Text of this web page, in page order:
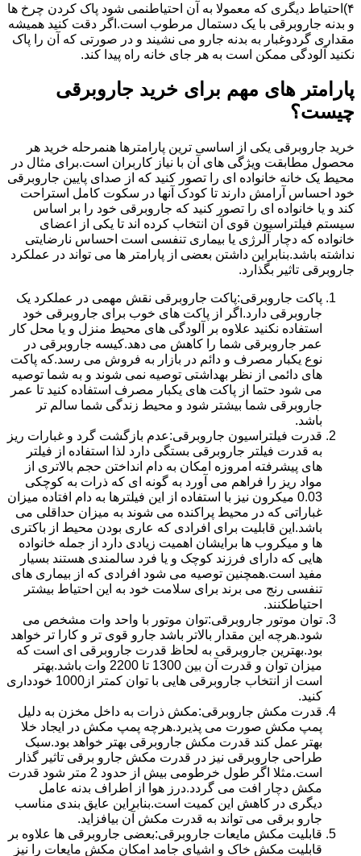
۴)احتیاط دیگری که معمولا به آن احتیاطنمی شود پاک کردن چرخ ها
و بدنه جاروبرقی با یک دستمال مرطوب است.اگر دقت کنید همیشه
مقداری گردوغبار به بدنه جارو می نشیند و در صورتی که آن را پاک
نکنید آلودگی ممکن است به هر جای خانه راه پیدا کند.
پارامتر های مهم برای خرید جاروبرقی
چیست؟
خرید جاروبرقی یکی از اساسی ترین پارامترها هنمرحله خرید هر
محصول مطابقت ویژگی های آن با نیاز کاربران است.برای مثال در
محیط یک خانه خانواده ای را تصور کنید که از صدای پایین جاروبرقی
خود احساس آرامش دارند تا کودک آنها در سکوت کامل استراحت
کند و یا خانواده ای را تصور کنید که جاروبرقی خود را بر اساس
سیستم فیلتراسیون قوی آن انتخاب کرده اند تا یکی از اعضای
خانواده که دچار آلرژی یا بیماری تنفسی است احساس نارضایتی
نداشته باشد.بنابراین داشتن بعضی از پارامتر ها می تواند در عملکرد
جاروبرقی تاثیر بگذارد.
پاکت جاروبرقی:پاکت جاروبرقی نقش مهمی در عملکرد یک
جاروبرقی دارد.اگر از پاکت های خوب برای جاروبرقی خود
استفاده نکنید علاوه بر آلودگی های محیط منزل و یا محل کار
عمر جاروبرقی شما را کاهش می دهد.کیسه جاروبرقی در
نوع یکبار مصرف و دائم در بازار به فروش می رسد.که پاکت
های دائمی از نظر بهداشتی توصیه نمی شوند و به شما توصیه
می شود حتما از پاکت های یکبار مصرف استفاده کنید تا عمر
جاروبرقی شما بیشتر شود و محیط زندگی شما سالم تر
باشد.
قدرت فیلتراسیون جاروبرقی:عدم بازگشت گرد و غبارات ریز
به قدرت فیلتر جاروبرقی بستگی دارد لذا استفاده از فیلتر
های پیشرفته امروزه امکان به دام انداختن حجم بالاتری از
مواد ریز را فراهم می آورد به گونه ای که ذرات به کوچکی
0.03 میکرون نیز با استفاده از این فیلترها به دام افتاده میزان
غباراتی که در محیط پراکنده می شوند به میزان حداقلی می
باشد.این قابلیت برای افرادی که عاری بودن محیط از باکتری
ها و میکروب ها برایشان اهمیت زیادی دارد از جمله خانواده
هایی که دارای فرزند کوچک و یا فرد سالمندی هستند بسیار
مفید است.همچنین توصیه می شود افرادی که از بیماری های
تنفسی رنج می برند برای سلامت خود به این احتیاط بیشتر
احتیاطکنند.
توان موتور جاروبرقی:توان موتور با واحد وات مشخص می
شود.هرچه این مقدار بالاتر باشد جارو قوی تر و کارا تر خواهد
بود.بهترین جاروبرقی به لحاظ قدرت جاروبرقی ای است که
میزان توان و قدرت آن بین 1300 تا 2200 وات باشد.بهتر
است از انتخاب جاروبرقی هایی با توان کمتر از1000 خودداری
کنید.
قدرت مکش جاروبرقی:مکش ذرات به داخل مخزن به دلیل
پمپ مکش صورت می پذیرد.هرچه پمپ مکش در ایجاد خلا
بهتر عمل کند قدرت مکش جاروبرقی بهتر خواهد بود.سبک
طراحی جاروبرقی نیز در قدرت مکش جارو برقی تاثیر گذار
است.مثلا اگر طول خرطومی بیش از حدود 2 متر شود قدرت
مکش دچار افت می گردد.درز هوا از اطراف بدنه عامل
دیگری در کاهش این کمیت است.بنابراین عایق بندی مناسب
جارو برقی می تواند به قدرت مکش آن بیافزاید.
قابلیت مکش مایعات جاروبرقی:بعضی جاروبرقی ها علاوه بر
قابلیت مکش خاک و اشیای جامد امکان مکش مایعات را نیز